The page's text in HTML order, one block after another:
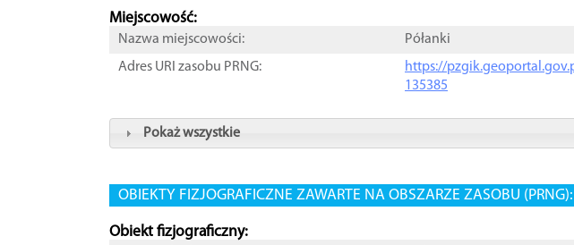
Miejscowość:
Nazwa miejscowości:
Półanki
Adres URI zasobu PRNG:
https://
135385
Pokaż wszystkie
OBIEKTY FIZJOGRAFICZNE ZAWARTE NA OBSZARZE ZASOBU (PRNG):
Obiekt fizjograficzny: